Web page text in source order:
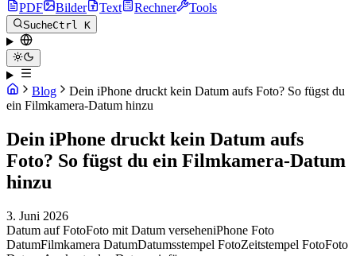
PDF Bilder Text Rechner Tools
SucheCtrl K
Blog
Dein iPhone druckt kein Datum aufs Foto? So fügst du
ein Filmkamera-Datum hinzu
Dein iPhone druckt kein Datum aufs
Foto? So fügst du ein Filmkamera-Datum
hinzu
3. Juni 2026
Datum auf FotoFoto mit Datum verseheniPhone Foto
DatumFilmkamera DatumDatumsstempel FotoZeitstempel FotoFoto